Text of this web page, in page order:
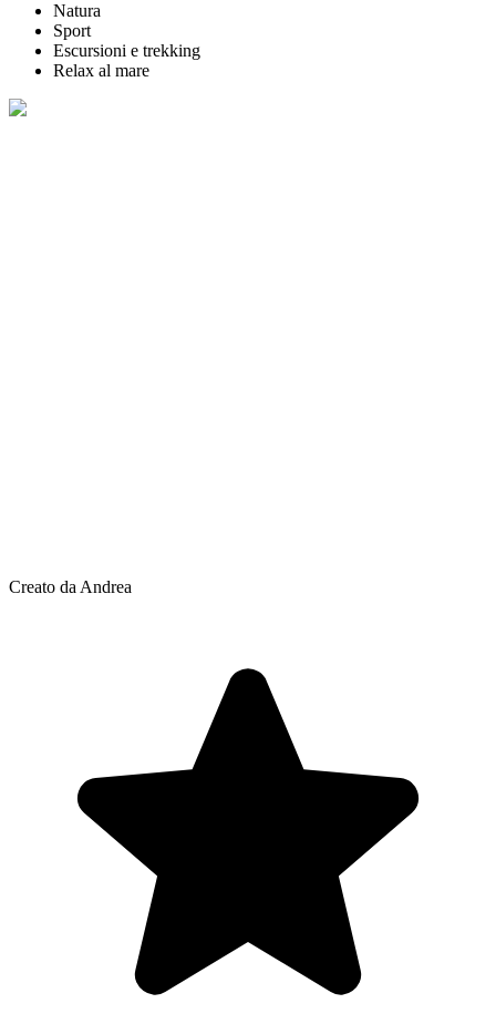
Natura
Sport
Escursioni e trekking
Relax al mare
Creato da Andrea